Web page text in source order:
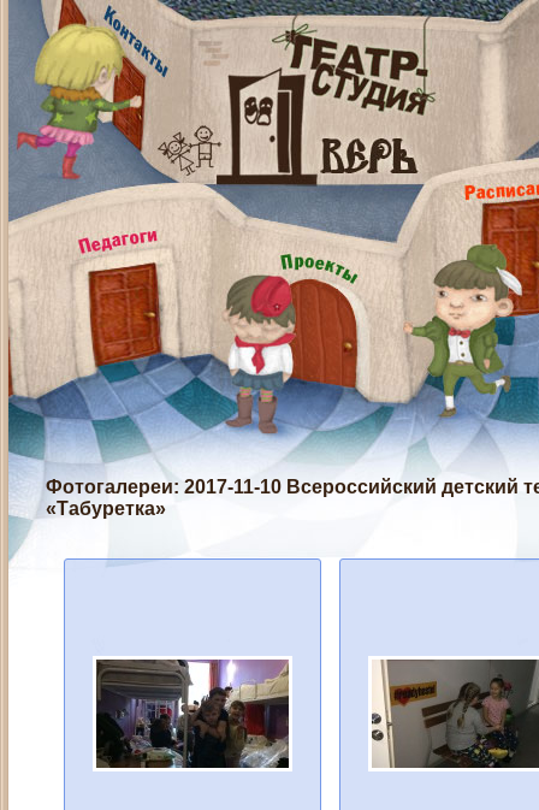
Фотогалереи: 2017-11-10 Всероссийский детский
«Табуретка»